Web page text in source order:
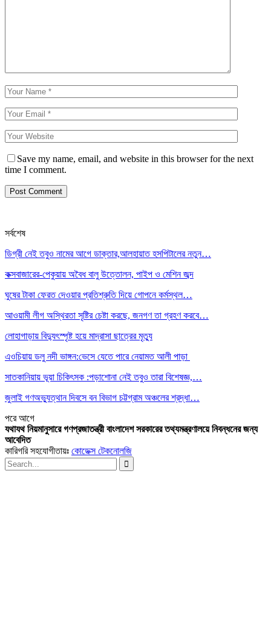
Save my name, email, and website in this browser for the next
time I comment.
সর্বশেষ
ডিগ্রী নেই তবুও নামের আগে ডাক্তার,আলহায়াত হসপিটালের নতুন…
কক্সবাজারের-পেকুয়ায় অবৈধ বালু উত্তোলন, পাইপ ও মেশিন জব্দ
ঘুষের টাকা ফেরত দেওয়ার প্রতিশ্রুতি দিয়ে গোপনে কর্মস্থল…
আওয়ামী লীগ অস্থিরতা সৃষ্টির চেষ্টা করছে, জনগণ তা গ্রহণ করবে…
লোহাগাড়ায় বিদ্যুৎস্পৃষ্ট হয়ে মাদ্রাসা ছাত্রের মৃত্যু
এওচিয়ায় ডলু নদী ভাঙ্গন:ভেসে যেতে পারে নেয়ামত আলী পাড়া
সাতকানিয়ায় ভূয়া চিকিৎসক :পড়াশোনা নেই তবুও তারা বিশেষজ্ঞ,…
জুলাই গণঅভ্যুত্থান দিবসে বন বিভাগ চট্টগ্রাম অঞ্চলের শ্রদ্ধা…
পরেআগে
যথাযথ নিয়মানুসারে গণপ্রজাতন্ত্রী বাংলাদেশ সরকারের তথ্যমন্ত্রণালয়ে নিবন্ধনের জন্য
আবেদিত
কারিগরি সহযোগীতায়ঃ কোডেক্স টেকনোলজি